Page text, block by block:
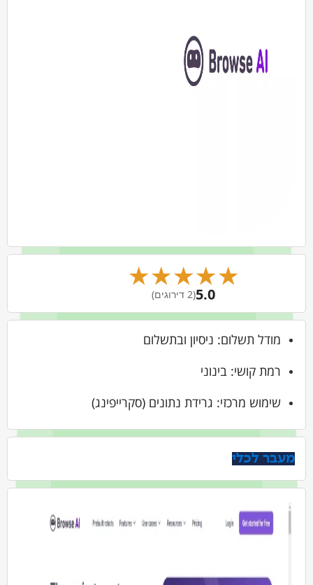
★
★
★
★
★
5.0(2 דירוגים)
מודל תשלום: ניסיון ובתשלום
רמת קושי: בינוני
שימוש מרכזי: גרידת נתונים (סקרייפינג)
מעבר לכלי